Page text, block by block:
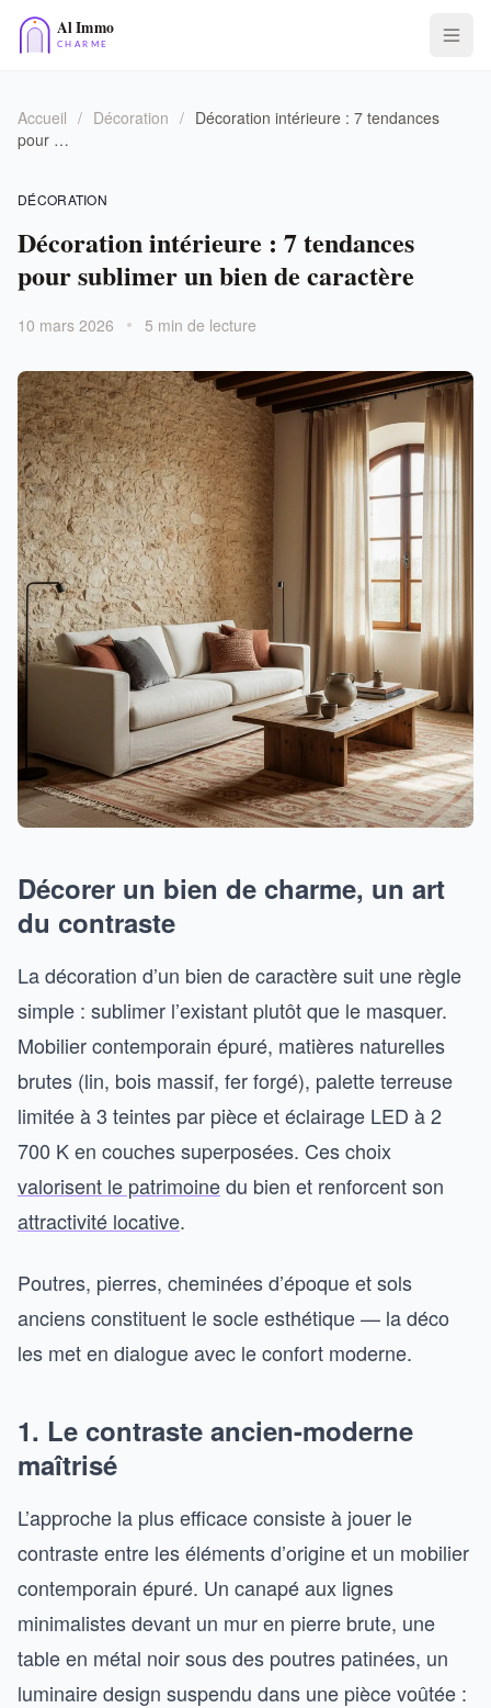
Accueil / Décoration / Décoration intérieure : 7 tendances
pour …
DÉCORATION
Décoration intérieure : 7 tendances
pour sublimer un bien de caractère
10 mars 2026 5 min de lecture
Décorer un bien de charme, un art
du contraste
La décoration d’un bien de caractère suit une règle
simple : sublimer l’existant plutôt que le masquer.
Mobilier contemporain épuré, matières naturelles
brutes (lin, bois massif, fer forgé), palette terreuse
limitée à 3 teintes par pièce et éclairage LED à 2
700 K en couches superposées. Ces choix
valorisent le patrimoinedu bien et renforcent son
attractivité locative.
Poutres, pierres, cheminées d’époque et sols
anciens constituent le socle esthétique — la déco
les met en dialogue avec le confort moderne.
1. Le contraste ancien-moderne
maîtrisé
L’approche la plus efficace consiste à jouer le
contraste entre les éléments d’origine et un mobilier
contemporain épuré. Un canapé aux lignes
minimalistes devant un mur en pierre brute, une
table en métal noir sous des poutres patinées, un
luminaire design suspendu dans une pièce voûtée :